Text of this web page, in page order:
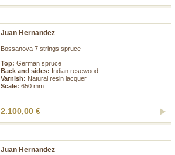
Juan Hernandez
Bossanova 7 strings spruce
Top: German spruce
Back and sides: Indian resewood
Varnish: Natural resin lacquer
Scale: 650 mm
2.100,00 €
Juan Hernandez